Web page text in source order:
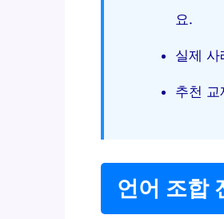
요.
실제
추천
언어 조합